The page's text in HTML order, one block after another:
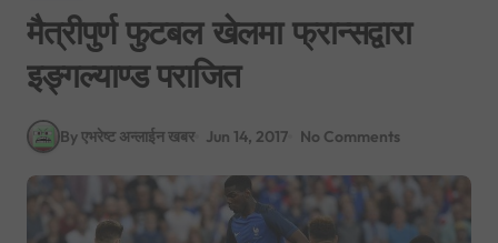
मैत्रीपुर्ण फुटबल खेलमा फ्रान्सद्वारा
इङ्गल्याण्ड पराजित
By एभरेष्ट अन्लाईन खबर Jun 14, 2017 No Comments